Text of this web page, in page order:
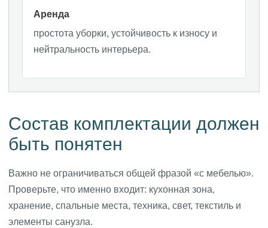
Аренда
простота уборки, устойчивость к износу и
нейтральность интерьера.
Состав комплектации должен
быть понятен
Важно не ограничиваться общей фразой «с мебелью».
Проверьте, что именно входит: кухонная зона,
хранение, спальные места, техника, свет, текстиль и
элементы санузла.